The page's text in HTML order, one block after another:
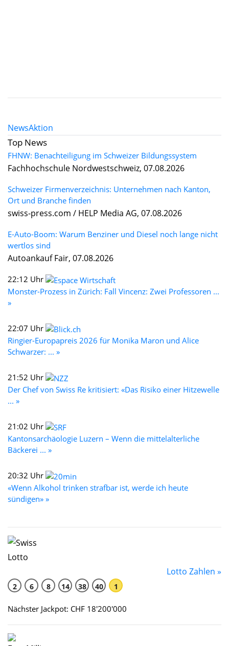
NewsAktion
Top News
FHNW: Benachteiligung im Schweizer Bildungssystem
Fachhochschule Nordwestschweiz, 07.08.2026
Schweizer Firmenverzeichnis: Unternehmen nach Kanton,
Ort und Branche finden
swiss-press.com / HELP Media AG, 07.08.2026
E-Auto-Boom: Warum Benziner und Diesel noch lange nicht
wertlos sind
Autoankauf Fair, 07.08.2026
22:12 Uhr
Monster-Prozess in Zürich: Fall Vincenz: Zwei Professoren ...
»
22:07 Uhr
Ringier-Europapreis 2026 für Monika Maron und Alice
Schwarzer: ... »
21:52 Uhr
Der Chef von Swiss Re kritisiert: «Das Risiko einer Hitzewelle
... »
21:02 Uhr
Kantonsarchäologie Luzern – Wenn die mittelalterliche
Bäckerei ... »
20:32 Uhr
«Wenn Alkohol trinken strafbar ist, werde ich heute
sündigen» »
Lotto Zahlen »
2 6 8 14 38 40 1
Nächster Jackpot: CHF 18'200'000